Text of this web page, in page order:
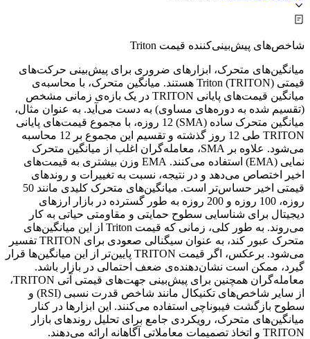
شاخص‌های پیش‌بینی‌کننده قیمت Triton
میانگین‌های متحرک، ابزارهای ضروری برای پیش‌بینی حرکت‌های
قیمتی Triton (TRITON) هستند. میانگین متحرک، با محاسبه‌ی
میانگین قیمت‌های پایانی TRITON در یک بازه‌ی زمانی مشخص
(تقسیم شده به دوره‌های مساوی) به دست می‌آید. به عنوان مثال،
میانگین متحرک ساده (SMA) 12 روزه، با مجموع قیمت‌های پایانی
TRITON طی 12 روز گذشته و تقسیم این مجموع بر 12 محاسبه
می‌شود. علاوه بر SMA، معامله‌گران اغلب از میانگین متحرک
نمایی (EMA) استفاده می‌کنند. EMA وزن بیشتری به قیمت‌های
اخیر اختصاص می‌دهد و در نتیجه، نسبت به تغییرات و روندهای
قیمتی اخیر حساس‌تر است. میانگین‌های متحرک کلیدی مانند 50
روزه، 100 روزه و 200 روزه به طور گسترده در بازار ارزهای
دیجیتال برای شناسایی سطوح حمایتی و مقاومتی حیاتی به کار
می‌روند. به طور کلی، زمانی که قیمت Triton از این میانگین‌های
متحرک عبور کند، به عنوان سیگنالی صعودی برای TRITON تفسیر
می‌شود. برعکس، اگر قیمت TRITON پایین‌تر از این میانگین‌ها قرار
گیرد، ممکن است نشان‌دهنده‌ی ضعف احتمالی در بازار باشد.
معامله‌گران همچنین برای پیش‌بینی جهت‌های قیمتی آتی TRITON،
از سایر شاخص‌های تکنیکال مانند شاخص قدرت نسبی (RSI) و
سطوح بازگشت فیبوناچی استفاده می‌کنند. این ابزارها در کنار
میانگین‌های متحرک، رویکردی جامع برای تحلیل روندهای بازار
TRITON و اتخاذ تصمیمات معاملاتی آگاهانه ارائه می‌دهند.